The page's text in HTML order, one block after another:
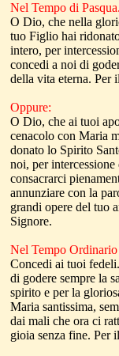
Nel Tempo di Pasqua.
O Dio, che nella
tuo Figlio hai
intero, per
concedi a noi di
della vita eterna. Per
Oppure:
O Dio, che ai tuoi
cenacolo con Maria
donato lo Spirito
noi, per
consacrarci
annunziare con la
grandi opere del tuo
Signore.
Nel Tempo Ordinario
Concedi ai tuoi
di godere sempre la
spirito e per la
Maria santissima,
dai mali che ora ci
gioia senza fine. Per